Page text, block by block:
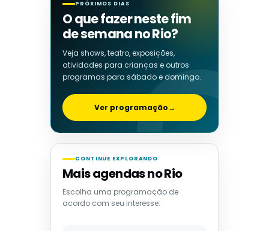
PRÓXIMOS DIAS
O que fazer neste fim
de semana no Rio?
Veja shows, teatro, exposições,
atividades para crianças e outros
programas para sábado e domingo.
Ver programação→
CONTINUE EXPLORANDO
Mais agendas no Rio
Escolha uma programação de
acordo com seu interesse.